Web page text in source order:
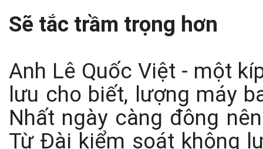
Sẽ tắc trầm trọng hơn
Anh Lê Quốc Việt - một
lưu cho biết, lượng máy
Nhất ngày càng đông
Từ Đài kiểm soát không